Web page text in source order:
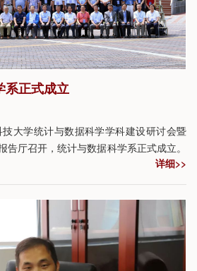
系正式成立
大学统计与数据科学学科建设研讨会暨
告厅召开，统计与数据科学系正式成立。
代理副校长张东晓等出席了成立大会。
详细>>